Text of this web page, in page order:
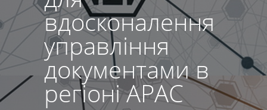
вдосконалення
управління
документами в
регіоні APAC